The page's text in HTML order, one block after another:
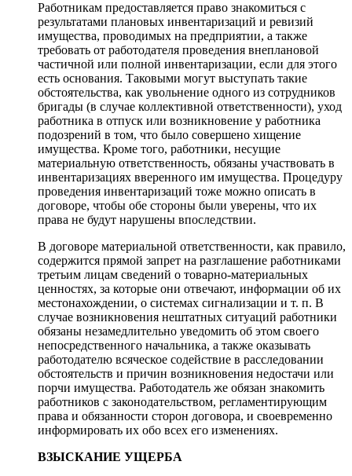
Работникам предоставляется право знакомиться с
результатами плановых инвентаризаций и ревизий
имущества, проводимых на предприятии, а также
требовать от работодателя проведения внеплановой
частичной или полной инвентаризации, если для этого
есть основания. Таковыми могут выступать такие
обстоятельства, как увольнение одного из сотрудников
бригады (в случае коллективной ответственности), уход
работника в отпуск или возникновение у работника
подозрений в том, что было совершено хищение
имущества. Кроме того, работники, несущие
материальную ответственность, обязаны участвовать в
инвентаризациях вверенного им имущества. Процедуру
проведения инвентаризаций тоже можно описать в
договоре, чтобы обе стороны были уверены, что их
права не будут нарушены впоследствии.
В договоре материальной ответственности, как правило,
содержится прямой запрет на разглашение работниками
третьим лицам сведений о товарно-материальных
ценностях, за которые они отвечают, информации об их
местонахождении, о системах сигнализации и т. п. В
случае возникновения нештатных ситуаций работники
обязаны незамедлительно уведомить об этом своего
непосредственного начальника, а также оказывать
работодателю всяческое содействие в расследовании
обстоятельств и причин возникновения недостачи или
порчи имущества. Работодатель же обязан знакомить
работников с законодательством, регламентирующим
права и обязанности сторон договора, и своевременно
информировать их обо всех его изменениях.
ВЗЫСКАНИЕ УЩЕРБА